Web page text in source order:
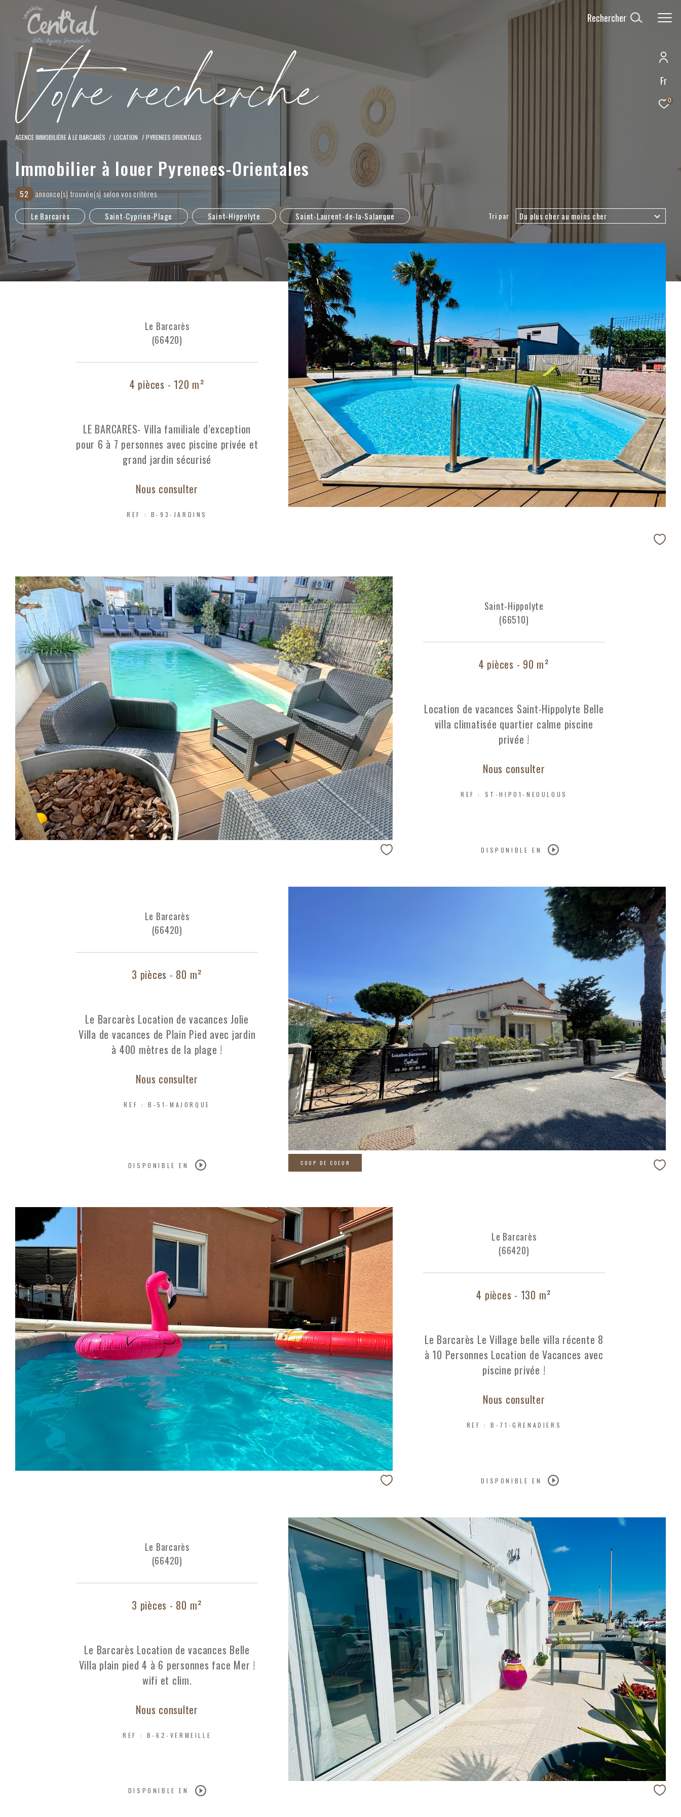
Fr
0
Rechercher
Votrerecherche
AGENCE IMMOBILIÈRE À LE BARCARÈS LOCATION PYRENEES ORIENTALES
Immobilier à louer Pyrenees-Orientales
52 annonce(s) trouvée(s) selon vos critères
Le Barcarès
Saint-Cyprien-Plage Saint-Hippolyte Saint-Laurent-de-la-Salanque Tri par Du plus cher au moins cher
Le Barcarès
(66420)
4 pièces - 120 m²
LE BARCARES- Villa familiale d’exception
pour 6 à 7 personnes avec piscine privée et
grand jardin sécurisé
Nous consulter
REF : B-93-JARDINS
Saint-Hippolyte
(66510)
4 pièces - 90 m²
Location de vacances Saint-Hippolyte Belle
villa climatisée quartier calme piscine
privée !
Nous consulter
REF : ST-HIP01-NEOULOUS
DISPONIBLE EN
Le Barcarès
(66420)
3 pièces - 80 m²
Le Barcarès Location de vacances Jolie
Villa de vacances de Plain Pied avec jardin
à 400 mètres de la plage !
Nous consulter
REF : B-51-MAJORQUE
DISPONIBLE EN COUP DE COEUR
Le Barcarès
(66420)
4 pièces - 130 m²
Le Barcarès Le Village belle villa récente 8
à 10 Personnes Location de Vacances avec
piscine privée !
Nous consulter
REF : B-71-GRENADIERS
DISPONIBLE EN
Le Barcarès
(66420)
3 pièces - 80 m²
Le Barcarès Location de vacances Belle
Villa plain pied 4 à 6 personnes face Mer !
wifi et clim.
Nous consulter
REF : B-62-VERMEILLE
DISPONIBLE EN